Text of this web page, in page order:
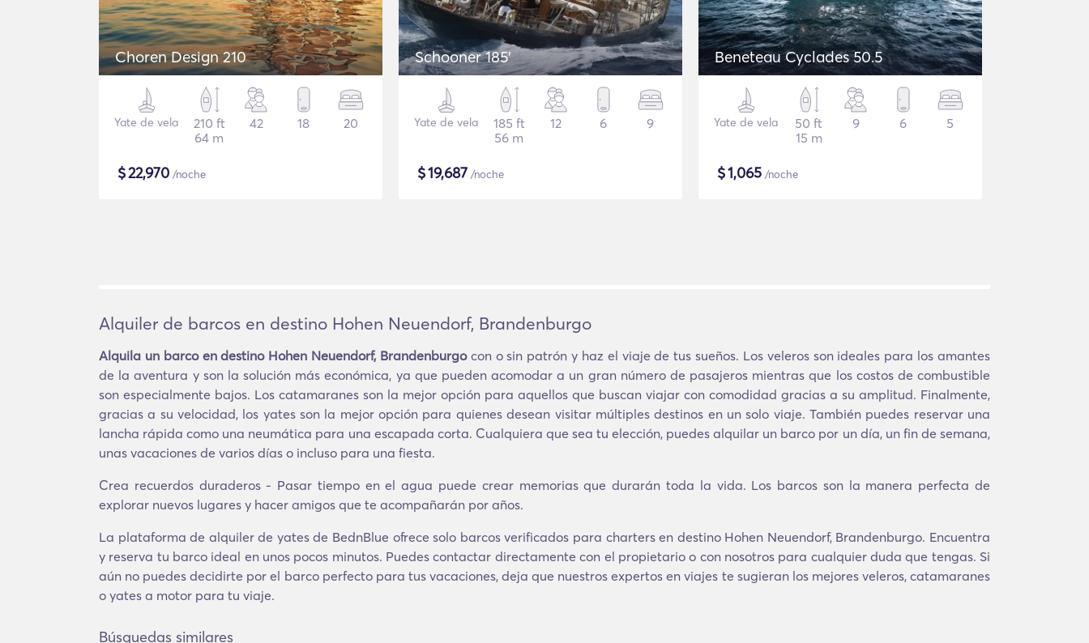
Choren Design 210
Yate de vela
210 ft
64 m
42 18 20
$22,970 /noche
Schooner 185'
Yate de vela
185 ft
56 m
12 6 9
$19,687 /noche
Beneteau Cyclades 50.5
Yate de vela
50 ft
15 m
9 6 5
$1,065 /noche
Alquiler de barcos en destino Hohen Neuendorf, Brandenburgo
Alquila un barco en destino Hohen Neuendorf, Brandenburgocon o sin patrón y haz el viaje de tus sueños. Los veleros son ideales para los amantes
de la aventura y son la solución más económica, ya que pueden acomodar a un gran número de pasajeros mientras que los costos de combustible
son especialmente bajos. Los catamaranes son la mejor opción para aquellos que buscan viajar con comodidad gracias a su amplitud. Finalmente,
gracias a su velocidad, los yates son la mejor opción para quienes desean visitar múltiples destinos en un solo viaje. También puedes reservar una
lancha rápida como una neumática para una escapada corta. Cualquiera que sea tu elección, puedes alquilar un barco por un día, un fin de semana,
unas vacaciones de varios días o incluso para una fiesta.
Crea recuerdos duraderos - Pasar tiempo en el agua puede crear memorias que durarán toda la vida. Los barcos son la manera perfecta de
explorar nuevos lugares y hacer amigos que te acompañarán por años.
La plataforma de alquiler de yates de BednBlue ofrece solo barcos verificados para charters en destino Hohen Neuendorf, Brandenburgo. Encuentra
y reserva tu barco ideal en unos pocos minutos. Puedes contactar directamente con el propietario o con nosotros para cualquier duda que tengas. Si
aún no puedes decidirte por el barco perfecto para tus vacaciones, deja que nuestros expertos en viajes te sugieran los mejores veleros, catamaranes
o yates a motor para tu viaje.
Búsquedas similares